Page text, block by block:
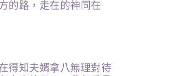
的路，走在的神同在
得知夫婿拿八無理對待